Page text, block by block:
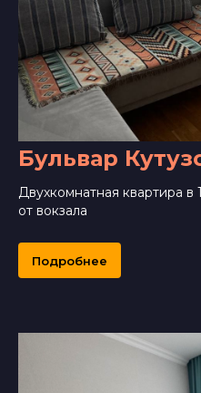
Бульвар
Двухкомнатная квартира
от вокзала
Подробнее